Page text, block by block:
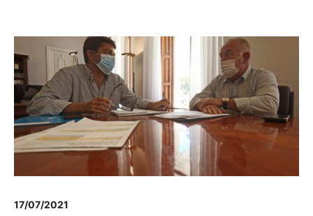
17/07/2021